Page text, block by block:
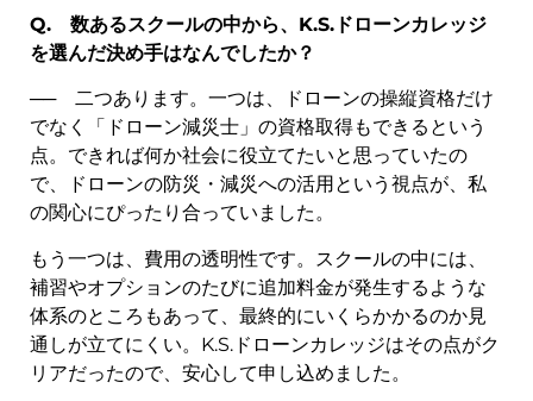
Q. 数あるスクールの中から、 K.S. ドローンカレッジ
を選んだ決め手はなんでしたか？
── 二つあります。一つは、ドローンの操縦資格だけ
でなく「ドローン減災士」の資格取得もできるという
点。できれば何か社会に役立てたいと思っていたの
で、ドローンの防災・減災への活用という視点が、私
の関心にぴったり合っていました。
もう一つは、費用の透明性です。スクールの中には、
補習やオプションのたびに追加料金が発生するような
体系のところもあって、最終的にいくらかかるのか見
通しが立てにくい。K.S.ドローンカレッジはその点がク
リアだったので、安心して申し込めました。